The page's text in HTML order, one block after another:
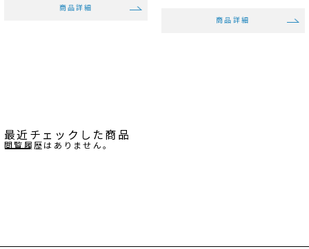
商品詳細
商品詳細
最近チェックした商品
閲覧履歴はありません。